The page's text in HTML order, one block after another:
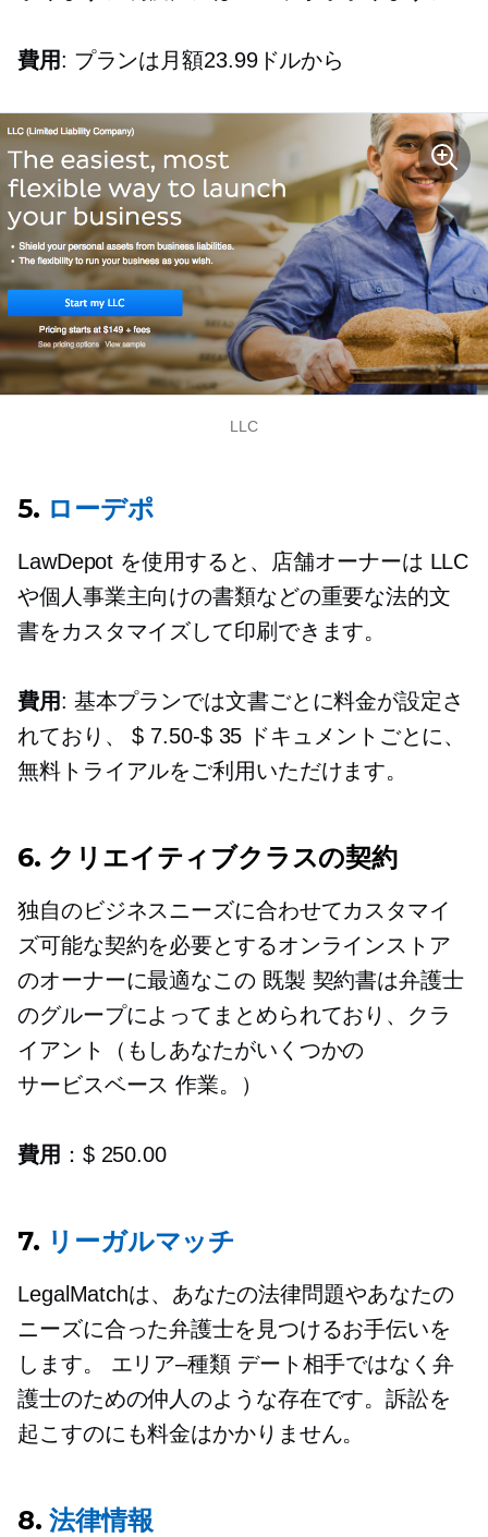
費用: プランは月額23.99ドルから
LLC
5. ローデポ
LawDepot を使用すると、店舗オーナーは LLC
や個人事業主向けの書類などの重要な法的文
書をカスタマイズして印刷できます。
費用: 基本プランでは文書ごとに料金が設定さ
れており、$ 7.50-$ 35 ドキュメントごとに、
無料トライアルをご利用いただけます。
6. クリエイティブクラスの契約
独自のビジネスニーズに合わせてカスタマイ
ズ可能な契約を必要とするオンラインストア
のオーナーに最適なこの 既製 契約書は弁護士
のグループによってまとめられており、クラ
イアント（もしあなたがいくつかの
サービスベース 作業。）
費用 ：$ 250.00
7. リーガルマッチ
LegalMatchは、あなたの法律問題やあなたの
ニーズに合った弁護士を見つけるお手伝いを
します。 エリア–種類デート相手ではなく弁
護士のための仲人のような存在です。訴訟を
起こすのにも料金はかかりません。
8.法律情報